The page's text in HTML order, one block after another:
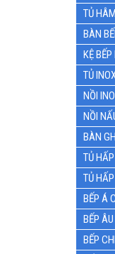
TỦ
BÀN
KỆ
TỦ
NỒI
NỒI
BÀN
TỦ
TỦ
BẾP Á
BẾP
BẾP